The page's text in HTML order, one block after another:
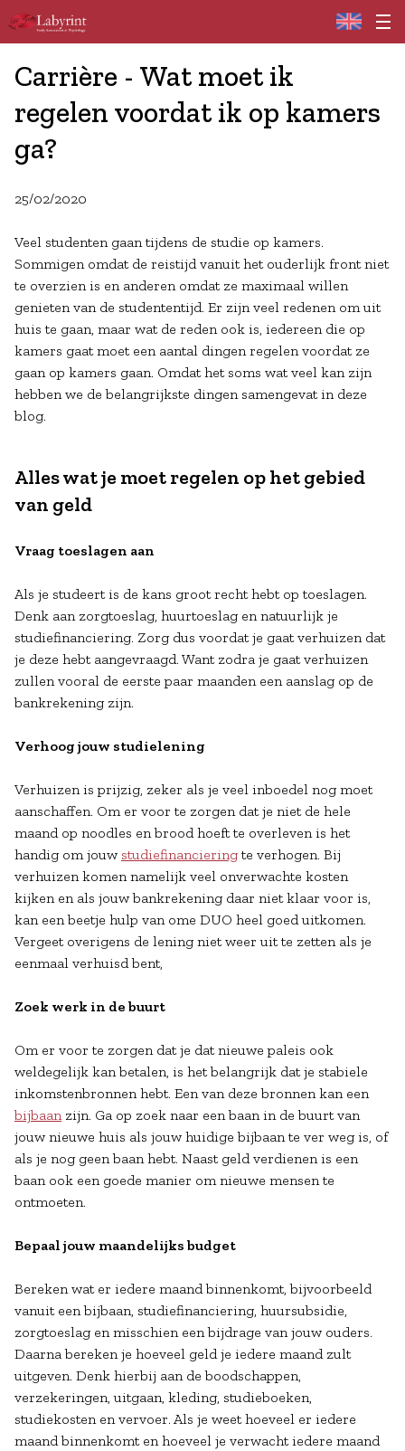
Home
Carrière - Wat moet ik
regelen voordat ik op kamers
ga?
25/02/2020
Veel studenten gaan tijdens de studie op kamers.
Sommigen omdat de reistijd vanuit het ouderlijk front niet
te overzien is en anderen omdat ze maximaal willen
genieten van de studententijd. Er zijn veel redenen om uit
huis te gaan, maar wat de reden ook is, iedereen die op
kamers gaat moet een aantal dingen regelen voordat ze
gaan op kamers gaan. Omdat het soms wat veel kan zijn
hebben we de belangrijkste dingen samengevat in deze
blog.
Alles wat je moet regelen op het gebied
van geld
Vraag toeslagen aan
Als je studeert is de kans groot recht hebt op toeslagen.
Denk aan zorgtoeslag, huurtoeslag en natuurlijk je
studiefinanciering. Zorg dus voordat je gaat verhuizen dat
je deze hebt aangevraagd. Want zodra je gaat verhuizen
zullen vooral de eerste paar maanden een aanslag op de
bankrekening zijn.
Verhoog jouw studielening
Verhuizen is prijzig, zeker als je veel inboedel nog moet
aanschaffen. Om er voor te zorgen dat je niet de hele
maand op noodles en brood hoeft te overleven is het
handig om jouw studiefinancieringte verhogen. Bij
verhuizen komen namelijk veel onverwachte kosten
kijken en als jouw bankrekening daar niet klaar voor is,
kan een beetje hulp van ome DUO heel goed uitkomen.
Vergeet overigens de lening niet weer uit te zetten als je
eenmaal verhuisd bent,
Zoek werk in de buurt
Om er voor te zorgen dat je dat nieuwe paleis ook
weldegelijk kan betalen, is het belangrijk dat je stabiele
inkomstenbronnen hebt. Een van deze bronnen kan een
bijbaanzijn. Ga op zoek naar een baan in de buurt van
jouw nieuwe huis als jouw huidige bijbaan te ver weg is, of
als je nog geen baan hebt. Naast geld verdienen is een
baan ook een goede manier om nieuwe mensen te
ontmoeten.
Bepaal jouw maandelijks budget
Bereken wat er iedere maand binnenkomt, bijvoorbeeld
vanuit een bijbaan, studiefinanciering, huursubsidie,
zorgtoeslag en misschien een bijdrage van jouw ouders.
Daarna bereken je hoeveel geld je iedere maand zult
uitgeven. Denk hierbij aan de boodschappen,
verzekeringen, uitgaan, kleding, studieboeken,
studiekosten en vervoer. Als je weet hoeveel er iedere
maand binnenkomt en hoeveel je verwacht iedere maand